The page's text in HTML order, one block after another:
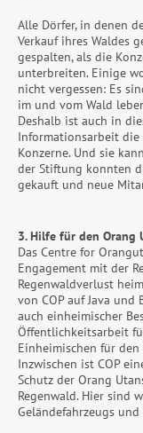
Alle Dörfer, in denen
Verkauf ihres Waldes
gespalten, als die
unterbreiten. Einige
nicht vergessen: Es
im und vom Wald
Deshalb ist auch in
Informationsarbeit die
Konzerne. Und sie
der Stiftung konnten
gekauft und neue
3. Hilfe für den Orang
Das Centre for
Engagement mit der
Regenwaldverlust
von COP auf Java
auch einheimischer
Öffentlichkeitsarbeit
Einheimischen für
Inzwischen ist COP
Schutz der Orang
Regenwald. Hier sind
Geländefahrzeugs